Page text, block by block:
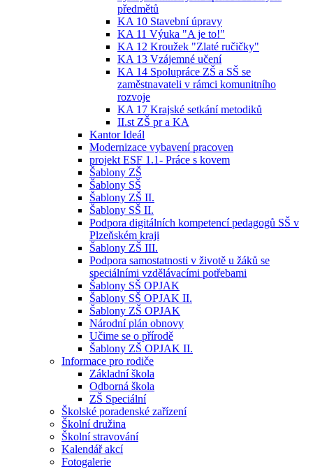
předmětů
KA 10 Stavební úpravy
KA 11 Výuka "A je to!"
KA 12 Kroužek "Zlaté ručičky"
KA 13 Vzájemné učení
KA 14 Spolupráce ZŠ a SŠ se
zaměstnavateli v rámci komunitního
rozvoje
KA 17 Krajské setkání metodiků
II.st ZŠ pr a KA
Kantor Ideál
Modernizace vybavení pracoven
projekt ESF 1.1- Práce s kovem
Šablony ZŠ
Šablony SŠ
Šablony ZŠ II.
Šablony SŠ II.
Podpora digitálních kompetencí pedagogů SŠ v
Plzeňském kraji
Šablony ZŠ III.
Podpora samostatnosti v životě u žáků se
speciálními vzdělávacími potřebami
Šablony SŠ OPJAK
Šablony SŠ OPJAK II.
Šablony ZŠ OPJAK
Národní plán obnovy
Učime se o přírodě
Šablony ZŠ OPJAK II.
Informace pro rodiče
Základní škola
Odborná škola
ZŠ Speciální
Školské poradenské zařízení
Školní družina
Školní stravování
Kalendář akcí
Fotogalerie